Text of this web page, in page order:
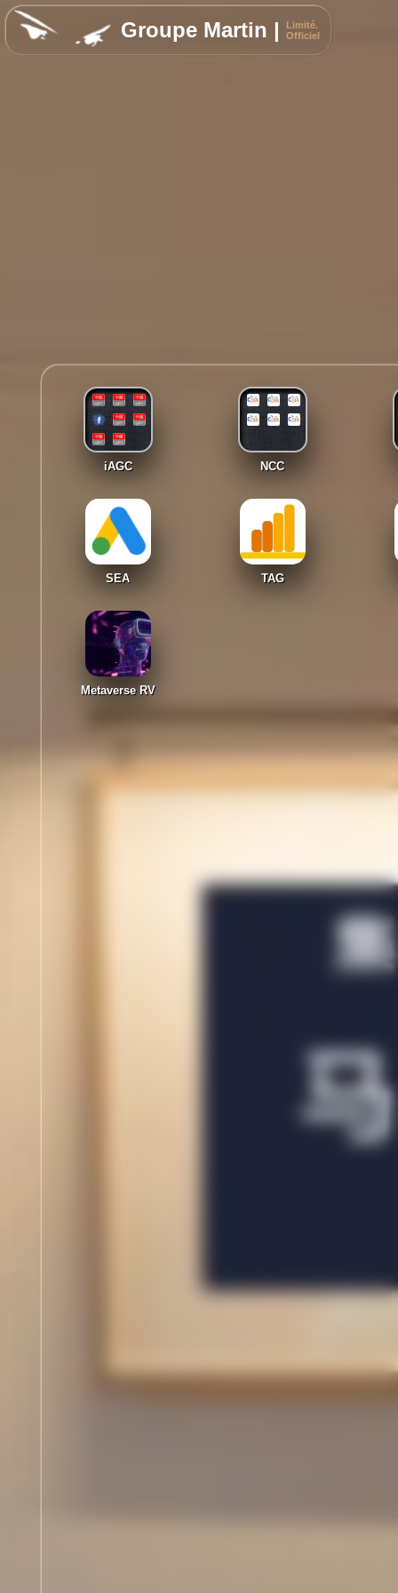
iAGC NCC
SEA TAG
Metaverse RV
Groupe Martin |Limité.
Officiel